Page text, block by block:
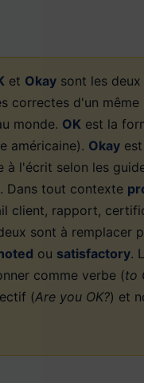
et Okay sont les deux
correctes d'un
monde. OK est la
américaine). Okay
à l'écrit selon les
Dans tout contexte
client, rapport,
sont à remplacer
ou satisfactory.
comme verbe (to
(Are you OK?) et